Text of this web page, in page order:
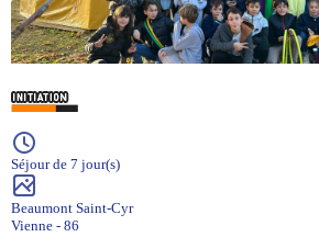
Séjour de 7 jour(s)
Beaumont Saint-Cyr
Vienne - 86